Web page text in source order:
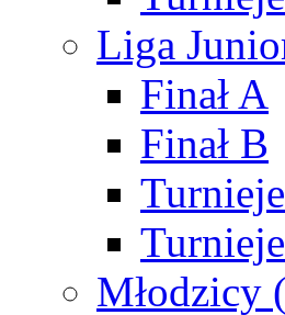
Liga
Finał A
Finał B
Młodzicy